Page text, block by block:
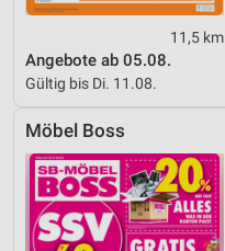
11,5 km
Angebote ab 05.08.
Gültig bis Di. 11.08.
Möbel Boss